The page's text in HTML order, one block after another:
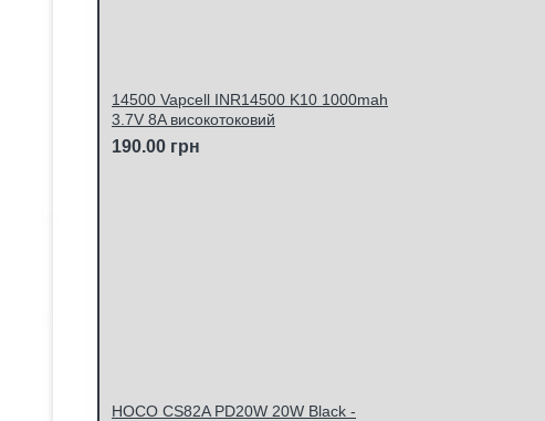
14500 Vapcell INR14500 K10 1000mah
3.7V 8A високотоковий
190.00 грн
HOCO CS82A PD20W 20W Black -